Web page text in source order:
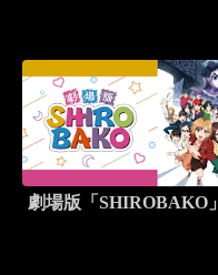
劇場版「SHIROBAKO」